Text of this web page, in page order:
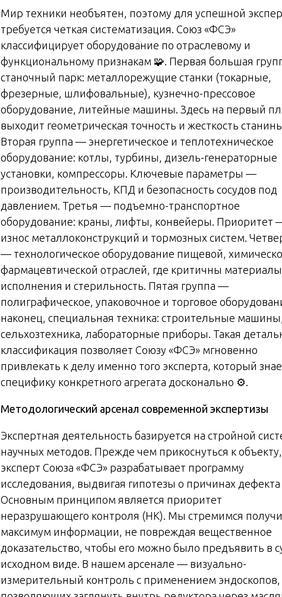
Мир техники необъятен, поэтому для успешной
требуется четкая систематизация. Союз «ФСЭ»
классифицирует оборудование по отраслевому и
функциональному признакам 🧩. Первая большая
станочный парк: металлорежущие станки (токарные,
фрезерные, шлифовальные), кузнечно-прессовое
оборудование, литейные машины. Здесь на первый
выходит геометрическая точность и жесткость
Вторая группа — энергетическое и теплотехническое
оборудование: котлы, турбины, дизель-генераторные
установки, компрессоры. Ключевые параметры —
производительность, КПД и безопасность сосудов под
давлением. Третья — подъемно-транспортное
оборудование: краны, лифты, конвейеры. Приоритет
износ металлоконструкций и тормозных систем.
— технологическое оборудование пищевой,
фармацевтической отраслей, где критичны материалы
исполнения и стерильность. Пятая группа —
полиграфическое, упаковочное и торговое
наконец, специальная техника: строительные машины,
сельхозтехника, лабораторные приборы. Такая
классификация позволяет Союзу «ФСЭ» мгновенно
привлекать к делу именно того эксперта, который
специфику конкретного агрегата досконально ⚙️.
Методологический арсенал современной экспертизы
Экспертная деятельность базируется на стройной
научных методов. Прежде чем прикоснуться к объекту,
эксперт Союза «ФСЭ» разрабатывает программу
исследования, выдвигая гипотезы о причинах дефекта
Основным принципом является приоритет
неразрушающего контроля (НК). Мы стремимся
максимум информации, не повреждая вещественное
доказательство, чтобы его можно было предъявить в
исходном виде. В нашем арсенале — визуально-
измерительный контроль с применением эндоскопов,